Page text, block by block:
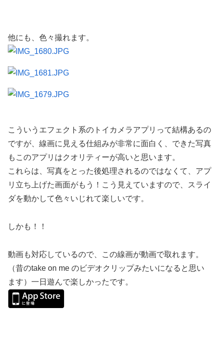
他にも、色々撮れます。
こういうエフェクト系のトイカメラアプリって結構あるの
ですが、線画に見える仕組みが非常に面白く、できた写真
もこのアプリはクオリティーが高いと思います。
これらは、写真をとった後処理されるのではなくて、アプ
リ立ち上げた画面がもう！こう見えていますので、スライ
ダを動かして色々いじれて楽しいです。
しかも！！
動画も対応しているので、この線画が動画で取れます。
（昔のtake on me のビデオクリップみたいになると思い
ます）一日遊んで楽しかったです。